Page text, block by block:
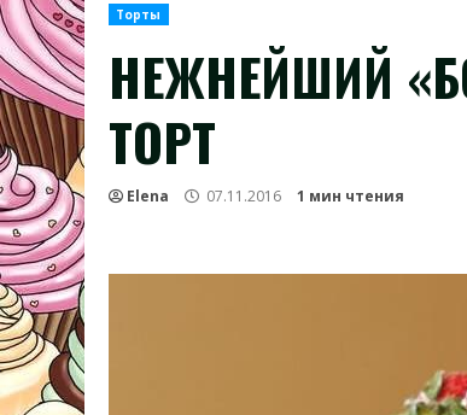
Торты
НЕЖНЕЙШИЙ
ТОРТ
Elena 07.11.2016 1 мин чтения